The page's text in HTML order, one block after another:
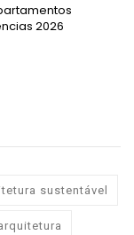
2026
sustentável